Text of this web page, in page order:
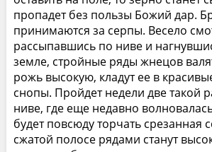
пропадет без пользы Божий дар.
принимаются за серпы. Весело
рассыпавшись по ниве и
земле, стройные ряды жнецов
рожь высокую, кладут ее в
снопы. Пройдет недели две такой
ниве, где еще недавно
будет повсюду торчать срезанная
сжатой полосе рядами станут